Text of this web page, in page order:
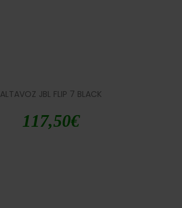
ALTAVOZ JBL FLIP 7 BLACK
117,50€